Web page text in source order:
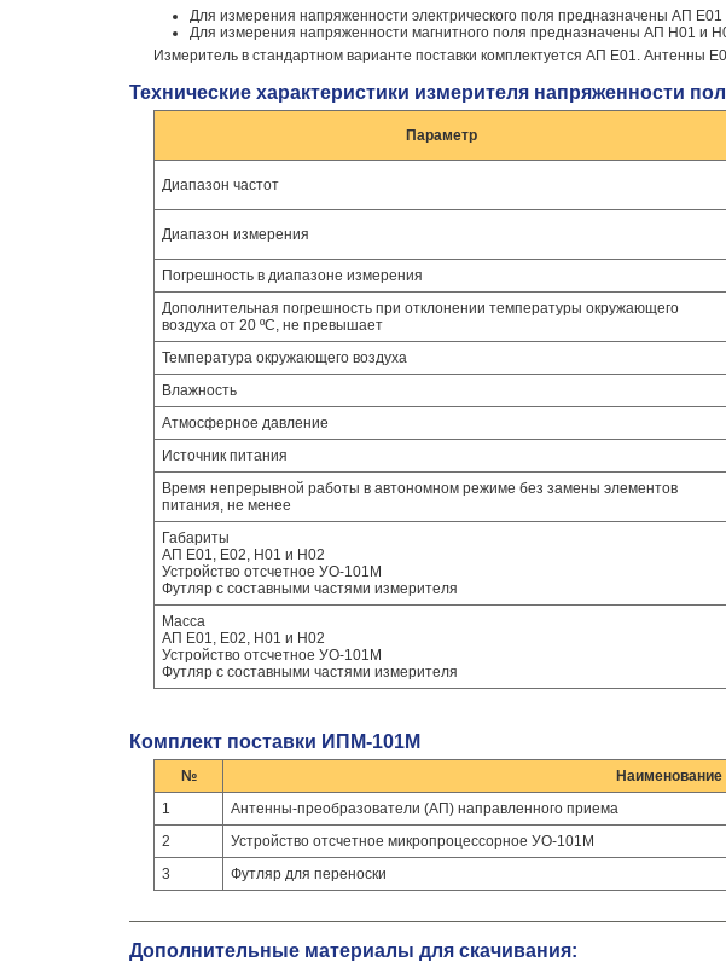
Для измерения напряженности электрического поля предназначены АП
Для измерения напряженности магнитного поля предназначены АП Н01 и
Измеритель в стандартном варианте поставки комплектуется АП Е01. Антенны
Технические характеристики измерителя напряженности
Параметр
Диапазон частот
Диапазон измерения
Погрешность в диапазоне измерения
Дополнительная погрешность при отклонении температуры окружающего
воздуха от 20 ºС, не превышает
Температура окружающего воздуха
Влажность
Атмосферное давление
Источник питания
Время непрерывной работы в автономном режиме без замены элементов
питания, не менее
Габариты
АП Е01, Е02, Н01 и Н02
Устройство отсчетное УО-101М
Футляр с составными частями измерителя
Масса
АП Е01, Е02, Н01 и Н02
Устройство отсчетное УО-101М
Футляр с составными частями измерителя
Комплект поставки ИПМ-101М
№ Наименование
1
Антенны-преобразователи (АП) направленного приема
2
Устройство отсчетное микропроцессорное УО-101М
3
Футляр для переноски
Дополнительные материалы для скачивания: